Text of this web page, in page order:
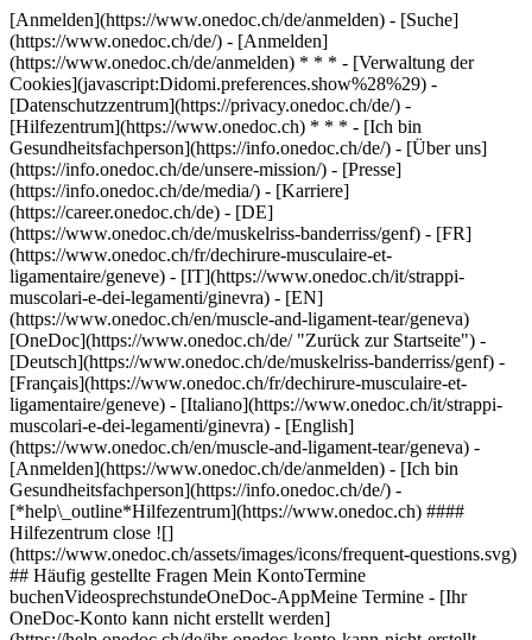
[Anmelden](https://www.onedoc.ch/de/anmelden) - [Suche]
(https://www.onedoc.ch/de/) - [Anmelden]
(https://www.onedoc.ch/de/anmelden) * * * - [Verwaltung der
Cookies](javascript:Didomi.preferences.show%28%29) -
[Datenschutzzentrum](https://privacy.onedoc.ch/de/) -
[Hilfezentrum](https://www.onedoc.ch) * * * - [Ich bin
Gesundheitsfachperson](https://info.onedoc.ch/de/) - [Über uns]
(https://info.onedoc.ch/de/unsere-mission/) - [Presse]
(https://info.onedoc.ch/de/media/) - [Karriere]
(https://career.onedoc.ch/de) - [DE]
(https://www.onedoc.ch/de/muskelriss-banderriss/genf) - [FR]
(https://www.onedoc.ch/fr/dechirure-musculaire-et-
ligamentaire/geneve) - [IT](https://www.onedoc.ch/it/strappi-
muscolari-e-dei-legamenti/ginevra) - [EN]
(https://www.onedoc.ch/en/muscle-and-ligament-tear/geneva)
[OneDoc](https://www.onedoc.ch/de/ "Zurück zur Startseite") -
[Deutsch](https://www.onedoc.ch/de/muskelriss-banderriss/genf) -
[Français](https://www.onedoc.ch/fr/dechirure-musculaire-et-
ligamentaire/geneve) - [Italiano](https://www.onedoc.ch/it/strappi-
muscolari-e-dei-legamenti/ginevra) - [English]
(https://www.onedoc.ch/en/muscle-and-ligament-tear/geneva) -
[Anmelden](https://www.onedoc.ch/de/anmelden) - [Ich bin
Gesundheitsfachperson](https://info.onedoc.ch/de/) -
[*help\_outline*Hilfezentrum](https://www.onedoc.ch) ####
Hilfezentrum close ![]
(https://www.onedoc.ch/assets/images/icons/frequent-questions.svg)
## Häufig gestellte Fragen Mein KontoTermine
buchenVideosprechstundeOneDoc-AppMeine Termine - [Ihr
OneDoc-Konto kann nicht erstellt werden]